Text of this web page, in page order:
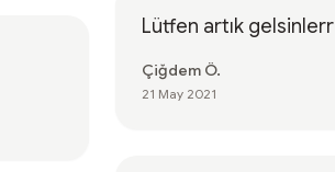
Lütfen artık gelsinlerr
Çiğdem Ö.
21 May 2021